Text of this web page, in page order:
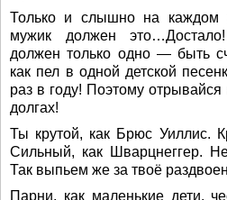
Только и слышно на каждом
мужик должен
должен только одно — быть
как пел в одной детской
раз в году! Поэтому
долгах!
Ты крутой, как Брюс Уиллис.
Сильный, как Шварцнеггер.
Так выпьем же за твоё
Парни, как маленькие дети,